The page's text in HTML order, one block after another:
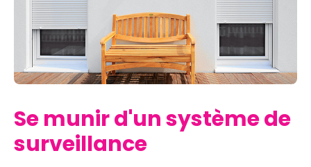
Se munir d'un système de
surveillance